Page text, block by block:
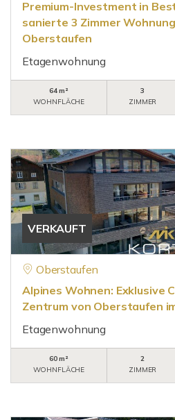
Premium-Investment in
sanierte 3 Zimmer
Oberstaufen
Etagenwohnung
64 m²
WOHNFLÄCHE
3
ZIMMER
VERKAUFT
Oberstaufen
Alpines Wohnen: Exklusive
Zentrum von Oberstaufen
Etagenwohnung
60 m²
WOHNFLÄCHE
2
ZIMMER